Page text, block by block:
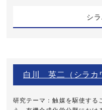
シ
白川 英二（シラ
研究テーマ：触媒を駆使する